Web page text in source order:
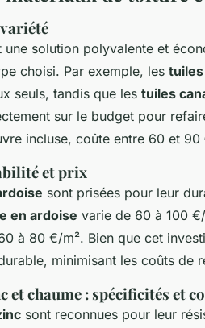
une solution polyvalente et
choisi. Par exemple, les
seuls, tandis que les tuiles
sur le budget pour
incluse, coûte entre 60 et 90
et prix
sont prisées pour leur
en ardoise varie de 60 à 100
à 80 €/m². Bien que cet
minimisant les coûts de
et chaume : spécificités et
sont reconnues pour leur